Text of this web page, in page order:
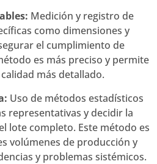
Medición y registro de
como dimensiones y
el cumplimiento de
es más preciso y permite
más detallado.
Uso de métodos estadísticos
representativas y decidir la
lote completo. Este método es
volúmenes de producción y
y problemas sistémicos.